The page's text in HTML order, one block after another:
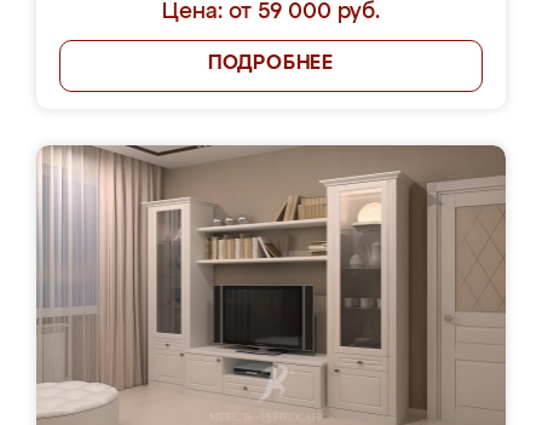
Цена: от 59 000 руб.
ПОДРОБНЕЕ